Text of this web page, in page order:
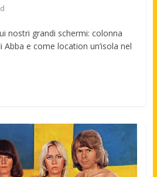
nostri grandi schermi: colonna
e come location un’isola nel